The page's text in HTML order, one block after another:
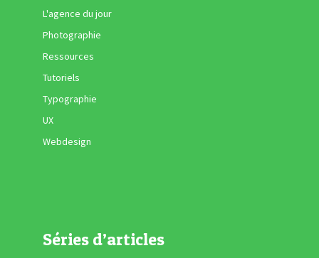
L'agence du jour
Photographie
Ressources
Tutoriels
Typographie
UX
Webdesign
Séries d’articles